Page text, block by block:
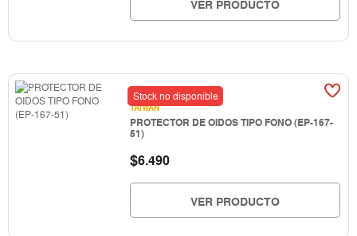
VER PRODUCTO
Stock no disponible
TAIWAN
PROTECTOR DE OIDOS TIPO FONO (EP-167-
51)
$6.490
VER PRODUCTO